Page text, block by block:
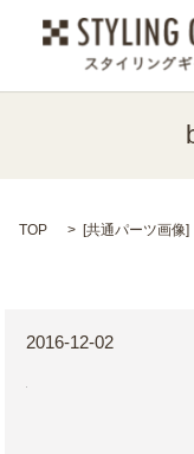
TOP [共通パーツ画像]
2016-12-02